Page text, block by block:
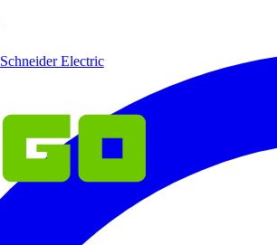
Schneider Electric